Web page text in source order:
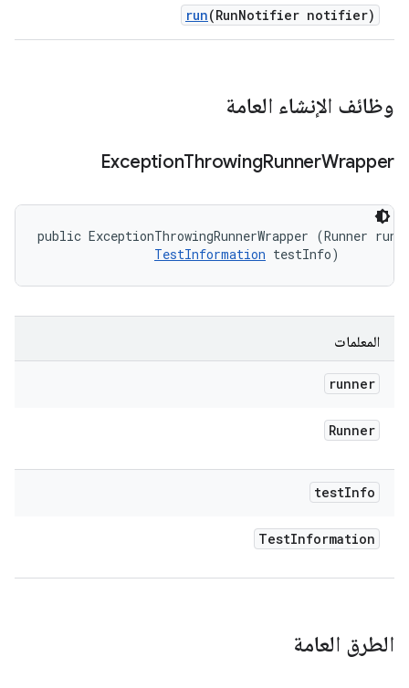
run(RunNotifier notifier)
وظائف الإنشاء العامة
ExceptionThrowingRunnerWrapper
public ExceptionThrowingRunnerWrapper (Runner
TestInformation testInfo)
المعلمات
runner
Runner
testInfo
TestInformation
الطرق العامة